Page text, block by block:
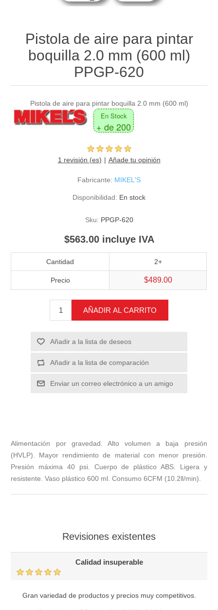
Pistola de aire para pintar
boquilla 2.0 mm (600 ml)
PPGP-620
Pistola de aire para pintar boquilla 2.0 mm (600 ml)
En Stock
+ de 200
1 revisión (es) Añade tu opinión
Fabricante: MIKEL'S
Disponibilidad: En stock
Sku: PPGP-620
$563.00 incluye IVA
Cantidad 2+
Precio $489.00
AÑADIR AL CARRITO
Añadir a la lista de deseos
Añadir a la lista de comparación
Enviar un correo electrónico a un amigo
Alimentación por gravedad. Alto volumen a baja presión
(HVLP). Mayor rendimiento de material con menor presión.
Presión máxima 40 psi. Cuerpo de plástico ABS. Ligera y
resistente. Vaso plástico 600 ml. Consumo 6CFM (10.2ll/min).
Revisiones existentes
Calidad insuperable
Gran variedad de productos y precios muy competitivos.